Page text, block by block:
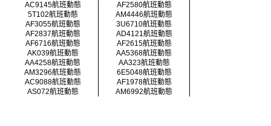
AC9145航班動態
AF2580航班動態
5T102航班動態
AM4446航班動態
AF3055航班動態
3U6710航班動態
AF2837航班動態
AD4121航班動態
AF6716航班動態
AF2615航班動態
AK039航班動態
AA5368航班動態
AA4258航班動態
AA323航班動態
AM3296航班動態
6E5048航班動態
AC9088航班動態
AF1978航班動態
AS072航班動態
AM6992航班動態